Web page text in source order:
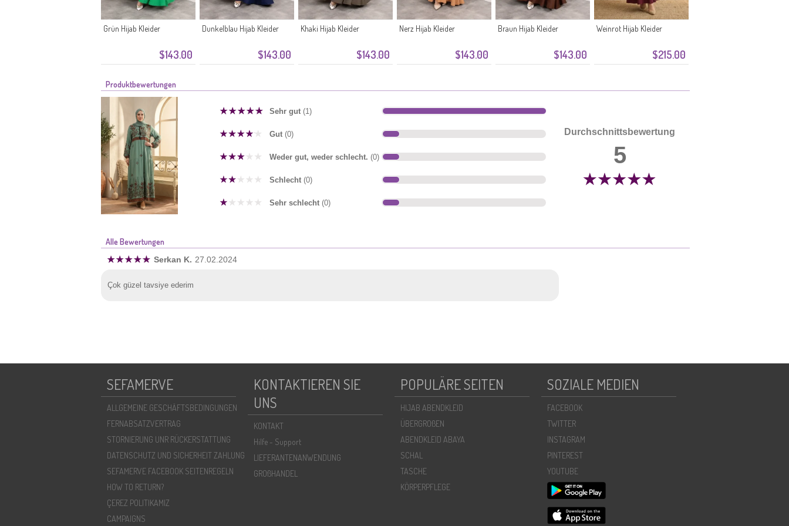
$143.00
Grün Hijab Kleider
$143.00
Dunkelblau Hijab Kleider
$143.00
Khaki Hijab Kleider
$143.00
Nerz Hijab Kleider
$143.00
Braun Hijab Kleider
$215.00
Weinrot Hijab Kleider
Produktbewertungen
Sehr gut (1)
Gut (0)
Weder gut, weder schlecht. (0)
Schlecht (0)
Sehr schlecht (0)
Durchschnittsbewertung
5
Alle Bewertungen
Serkan K. 27.02.2024
Çok güzel tavsiye ederim
SEFAMERVE
ALLGEMEINE GESCHÄFTSBEDINGUNGEN
FERNABSATZVERTRAG
STORNIERUNG UNR RÜCKERSTATTUNG
DATENSCHUTZ UND SICHERHEIT ZAHLUNG
SEFAMERVE FACEBOOK SEITENREGELN
HOW TO RETURN?
ÇEREZ POLITIKAMIZ
CAMPAIGNS
KONTAKTIEREN SIE
UNS
KONTAKT
Hilfe - Support
LIEFERANTENANWENDUNG
GROßHANDEL
POPULÄRE SEITEN
HIJAB ABENDKLEID
ÜBERGROßEN
ABENDKLEID ABAYA
SCHAL
TASCHE
KÖRPERPFLEGE
SOZIALE MEDIEN
FACEBOOK
TWITTER
INSTAGRAM
PINTEREST
YOUTUBE